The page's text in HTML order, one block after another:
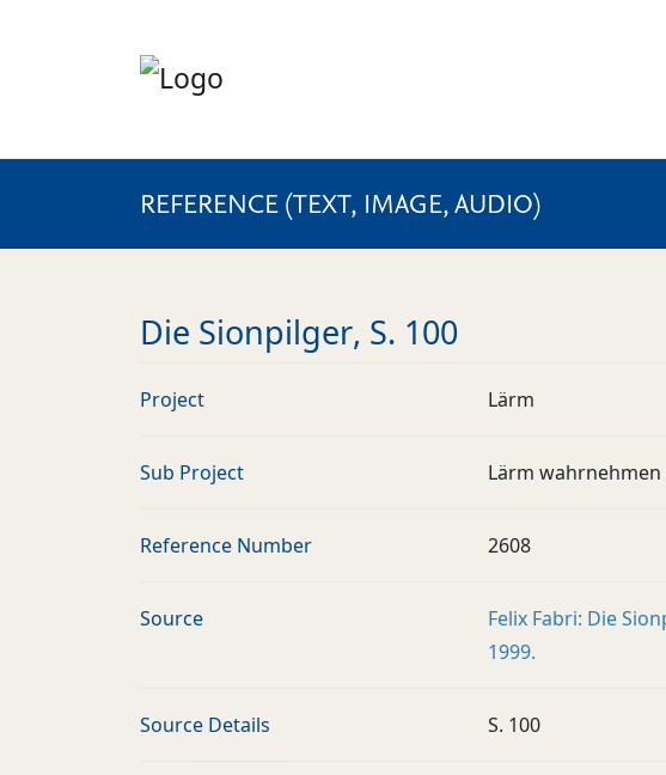
REFERENCE (TEXT, IMAGE, AUDIO)
Die Sionpilger, S. 100
Project Lärm
Sub Project Lärm wahrnehmen
Reference Number 2608
Source
Felix Fabri: Die
1999.
Source Details S. 100